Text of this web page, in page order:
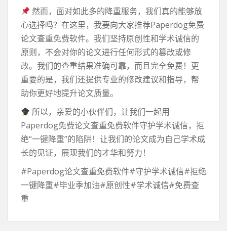
然而，面对如此多的降重服务，我们真的能够放
心选择吗？在这里，我要向大家推荐Paperdog免费
论文查重免费软件。我们坚持原创性和学术诚信的
原则，不会对你的论文进行任何形式的篡改或修
改。我们的查重结果准确可靠，而且完全免费！更
重要的是，我们还提供专业的修改建议和指导，帮
助你更好地提升论文质量。
所以，亲爱的小伙伴们，让我们一起用
Paperdog免费论文查重免费软件守护学术诚信，拒
绝“一键降重”的陷阱！让我们的论文成为自己学术成
长的见证，展现我们的才华和努力！
#Paperdog论文查重免费软件#守护学术诚信#拒绝
一键降重#毕业季加油#原创性#学术诚信#免费查
重